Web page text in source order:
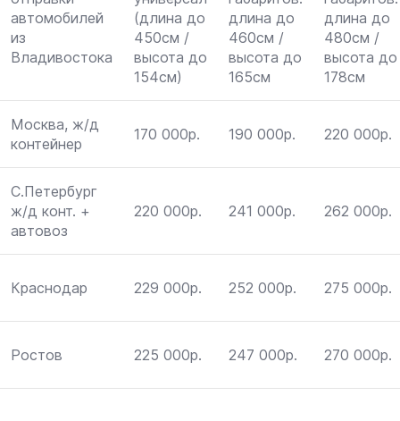
автомобилей
из
Владивостока
(длина до
450см /
высота до
154см)
длина до
460см /
высота до
165см
длина до
480см /
высота до
178см
Москва, ж/д
контейнер
170 000р. 190 000р. 220 000р.
С.Петербург
ж/д конт. +
автовоз
220 000р. 241 000р. 262 000р.
Краснодар 229 000р. 252 000р. 275 000р.
Ростов 225 000р. 247 000р. 270 000р.